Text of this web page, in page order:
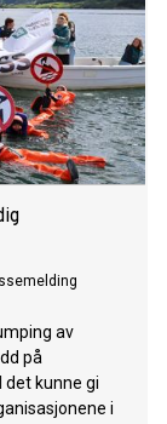
av
på
kunne gi
i